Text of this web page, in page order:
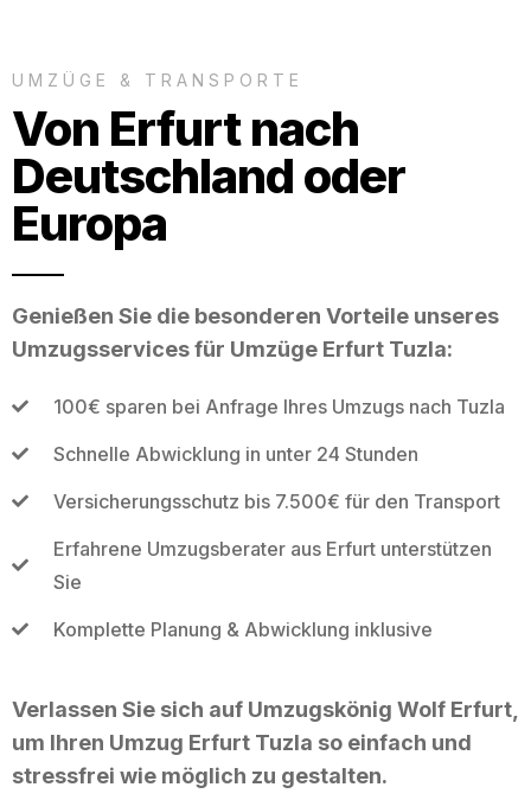
UMZÜGE & TRANSPORTE
Von Erfurt nach
Deutschland oder
Europa
Genießen Sie die besonderen Vorteile unseres
Umzugsservices für Umzüge Erfurt Tuzla:
100€ sparen bei Anfrage Ihres Umzugs nach Tuzla
Schnelle Abwicklung in unter 24 Stunden
Versicherungsschutz bis 7.500€ für den Transport
Erfahrene Umzugsberater aus Erfurt unterstützen
Sie
Komplette Planung & Abwicklung inklusive
Verlassen Sie sich auf Umzugskönig Wolf Erfurt,
um Ihren Umzug Erfurt Tuzla so einfach und
stressfrei wie möglich zu gestalten.